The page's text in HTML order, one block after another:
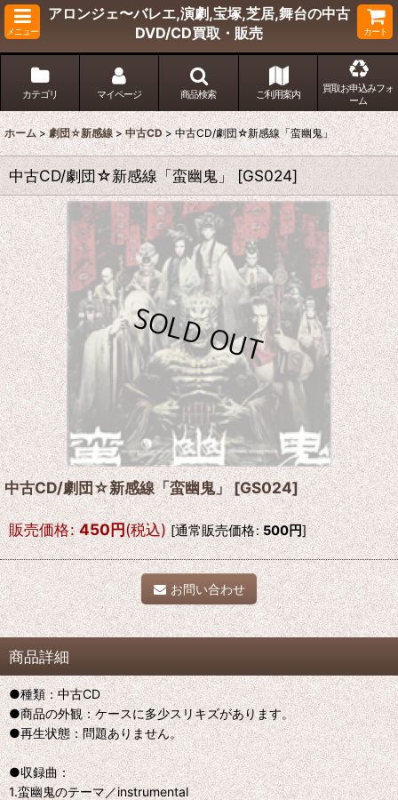
メニュー
アロンジェ〜バレエ,演劇,宝塚,芝居,舞台の中古
DVD/CD買取・販売
カート
カテゴリ マイページ 商品検索 ご利用案内
買取お申込みフォ
ーム
ホーム > 劇団☆新感線 > 中古CD > 中古CD/劇団☆新感線「蛮幽鬼」
中古CD/劇団☆新感線「蛮幽鬼」 [GS024]
中古CD/劇団☆新感線「蛮幽鬼」[GS024]
販売価格: 450円(税込) [通常販売価格: 500円]
お問い合わせ
商品詳細
●種類：中古CD
●商品の外観：ケースに多少スリキズがあります。
●再生状態：問題ありません。
●収録曲：
1.蛮幽鬼のテーマ／instrumental